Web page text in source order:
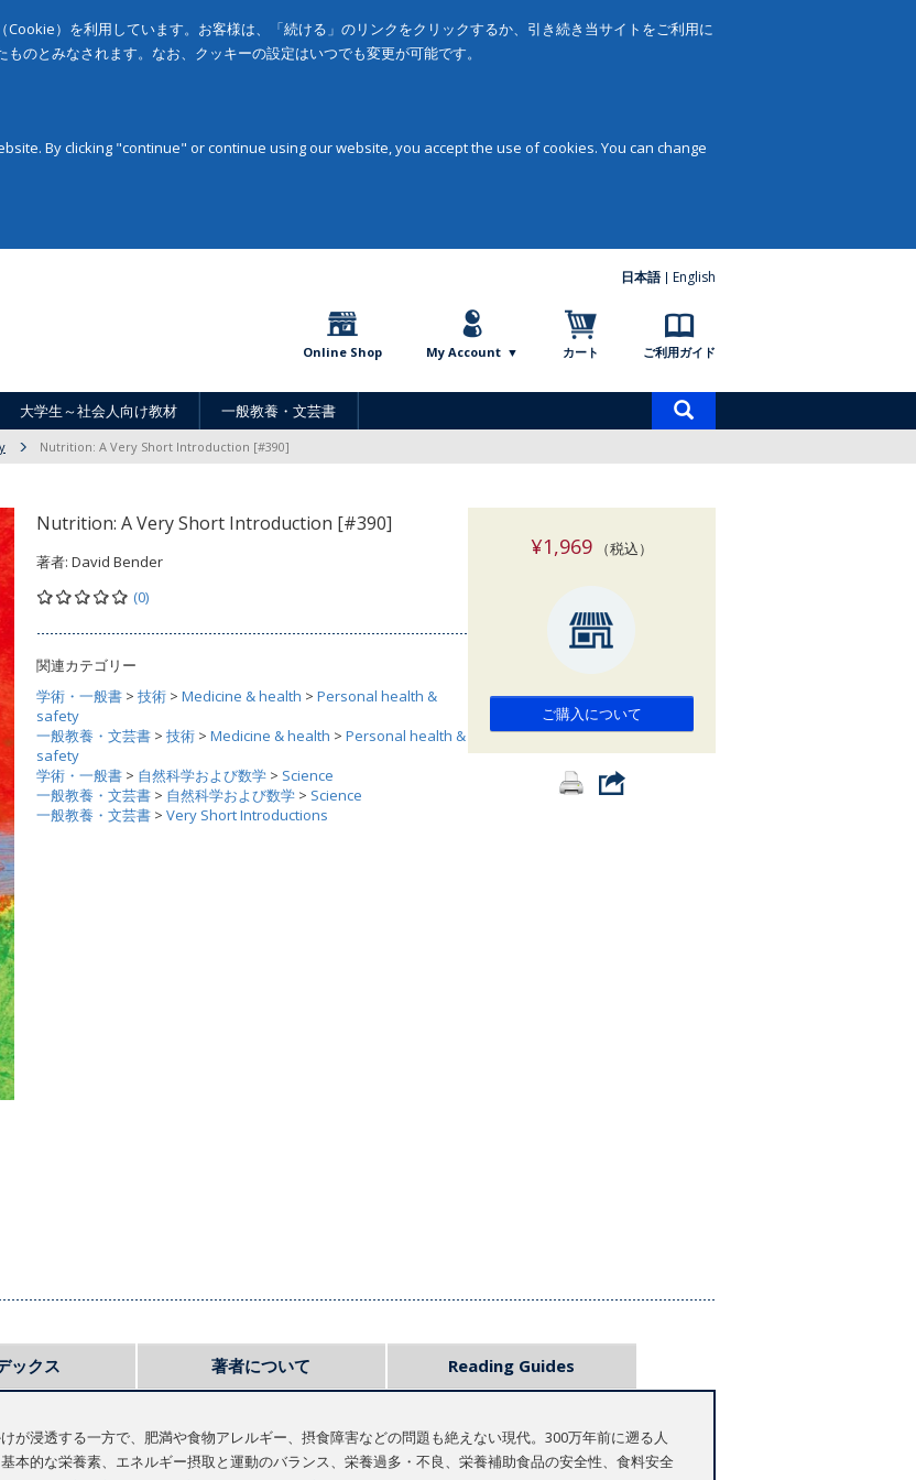
）を利用しています。お客様は、「続ける」のリンクをクリックするか、引き続き当サイトをご利用に
のとみなされます。なお、クッキーの設定はいつでも変更が可能です。
By clicking "continue" or continue using our website, you accept the use of cookies. You can change
日本語 English
Online Shop My Account カート ご利用ガイド
大学生～社会人向け教材 一般教養・文芸書
索
Nutrition: A Very Short Introduction [#390]
Nutrition: A Very Short Introduction [#390]
著者: David Bender
(0)
関連カテゴリー
学術・一般書 > 技術 > Medicine & health > Personal health &
safety
一般教養・文芸書 > 技術 > Medicine & health > Personal health &
safety
学術・一般書 > 自然科学および数学 > Science
一般教養・文芸書 > 自然科学および数学 > Science
一般教養・文芸書 > Very Short Introductions
¥1,969（税込）
ご購入について
ックス 著者について Reading Guides
が浸透する一方で、肥満や食物アレルギー、摂食障害などの問題も絶えない現代。300万年前に遡る人
本的な栄養素、エネルギー摂取と運動のバランス、栄養過多・不良、栄養補助食品の安全性、食料安全